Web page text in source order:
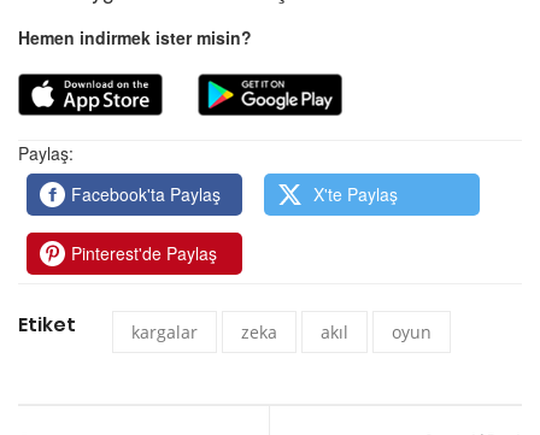
Hemen indirmek ister misin?
Paylaş:
Facebook'ta Paylaş
X'te Paylaş
Pinterest'de Paylaş
Etiket kargalar zeka akıl oyun